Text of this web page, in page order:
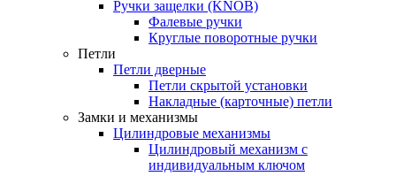
Ручки защелки (KNOB)
Фалевые ручки
Круглые поворотные ручки
Петли
Петли дверные
Петли скрытой установки
Накладные (карточные) петли
Замки и механизмы
Цилиндровые механизмы
Цилиндровый механизм с
индивидуальным ключом